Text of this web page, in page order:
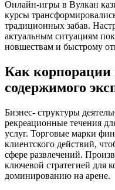
Онлайн-игры в Вулкан
курсы
традиционных забав.
актуальным ситуациям
новшествам и быстрому
Как корпорации
содержимого
Бизнес- структуры
рекреационные течения
услуг. Торговые марки
клиентского действий,
сфере развлечений.
ключевой стратегией для
доминированию на арене.